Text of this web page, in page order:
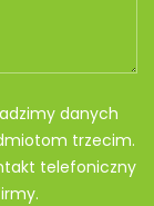
danych
trzecim.
telefoniczny